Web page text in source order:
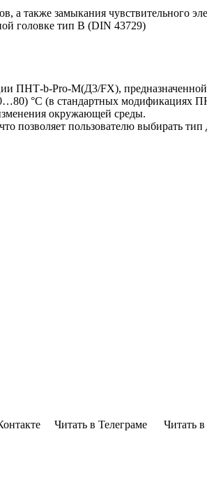
а также замыкания чувствительного
головке тип B (DIN 43729)
ПНТ-b-Pro-М(Д3/FX),
°С (в стандартных
окружающей среды.
позволяет пользователю выбирать
Читать в Телеграме Читать